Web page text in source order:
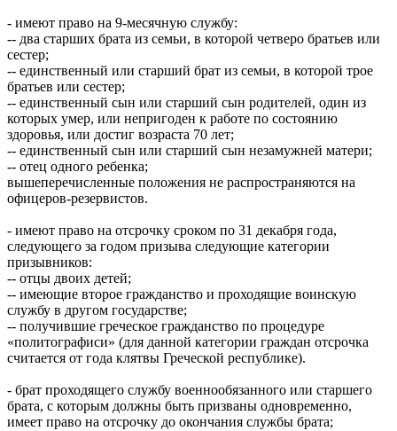
- имеют право на 9-месячную службу:
-- два старших брата из семьи, в которой четверо братьев или
сестер;
-- единственный или старший брат из семьи, в которой трое
братьев или сестер;
-- единственный сын или старший сын родителей, один из
которых умер, или непригоден к работе по состоянию
здоровья, или достиг возраста 70 лет;
-- единственный сын или старший сын незамужней матери;
-- отец одного ребенка;
вышеперечисленные положения не распространяются на
офицеров-резервистов.
- имеют право на отсрочку сроком по 31 декабря года,
следующего за годом призыва следующие категории
призывников:
-- отцы двоих детей;
-- имеющие второе гражданство и проходящие воинскую
службу в другом государстве;
-- получившие греческое гражданство по процедуре
«политографиси» (для данной категории граждан отсрочка
считается от года клятвы Греческой республике).
- брат проходящего службу военнообязанного или старшего
брата, с которым должны быть призваны одновременно,
имеет право на отсрочку до окончания службы брата;